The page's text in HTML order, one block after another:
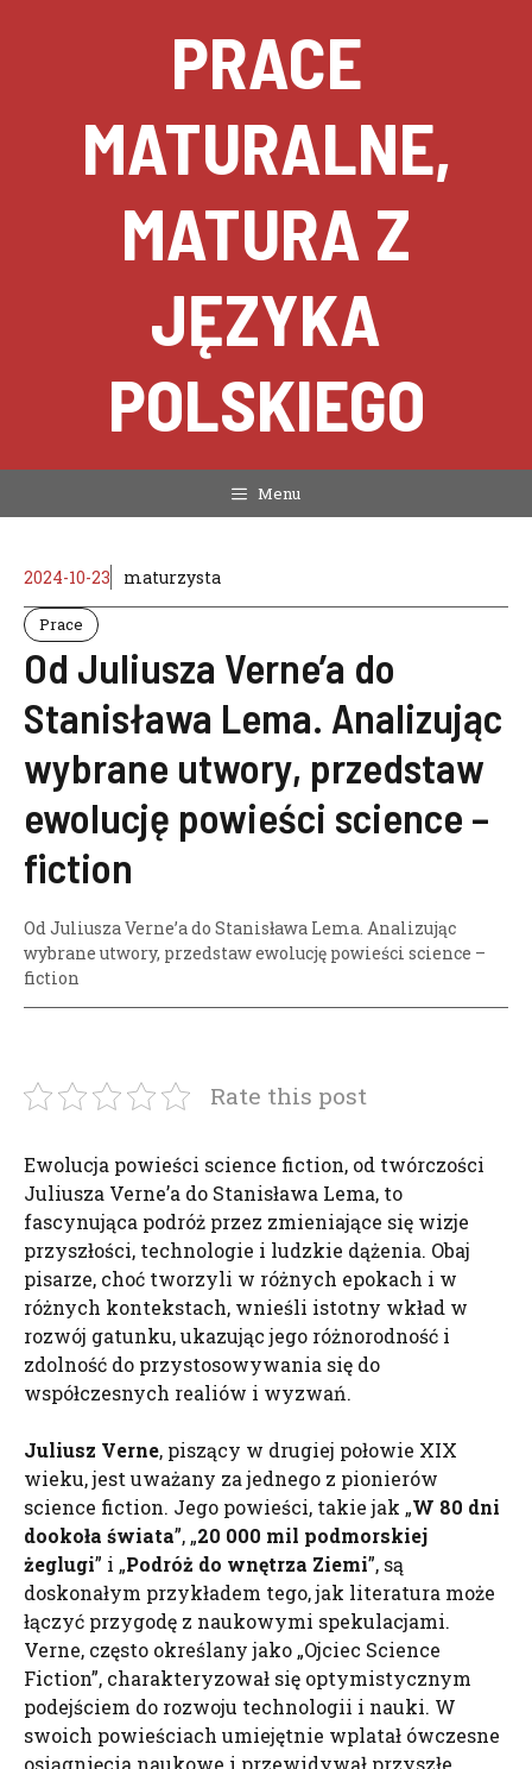
PRACE
MATURALNE,
MATURA Z
JĘZYKA
POLSKIEGO
Menu
2024-10-23 maturzysta
Prace
Od Juliusza Verne’a do
Stanisława Lema. Analizując
wybrane utwory, przedstaw
ewolucję powieści science –
fiction
Od Juliusza Verne’a do Stanisława Lema. Analizując
wybrane utwory, przedstaw ewolucję powieści science –
fiction
Rate this post
Ewolucja powieści science fiction, od twórczości
Juliusza Verne’a do Stanisława Lema, to
fascynująca podróż przez zmieniające się wizje
przyszłości, technologie i ludzkie dążenia. Obaj
pisarze, choć tworzyli w różnych epokach i w
różnych kontekstach, wnieśli istotny wkład w
rozwój gatunku, ukazując jego różnorodność i
zdolność do przystosowywania się do
współczesnych realiów i wyzwań.
Juliusz Verne, piszący w drugiej połowie XIX
wieku, jest uważany za jednego z pionierów
science fiction. Jego powieści, takie jak „W 80 dni
dookoła świata”, „20 000 mil podmorskiej
żeglugi” i „Podróż do wnętrza Ziemi”, są
doskonałym przykładem tego, jak literatura może
łączyć przygodę z naukowymi spekulacjami.
Verne, często określany jako „Ojciec Science
Fiction”, charakteryzował się optymistycznym
podejściem do rozwoju technologii i nauki. W
swoich powieściach umiejętnie wplatał ówczesne
osiągnięcia naukowe i przewidywał przyszłe